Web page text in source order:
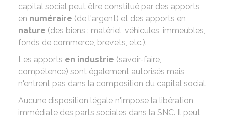
capital social peut être constitué par des apports
en numéraire (de l'argent) et des apports en
nature (des biens : matériel, véhicules, immeubles,
fonds de commerce, brevets, etc.).
Les apports en industrie (savoir-faire,
compétence) sont également autorisés mais
n'entrent pas dans la composition du capital social.
Aucune disposition légale n'impose la libération
immédiate des parts sociales dans la SNC. Il peut